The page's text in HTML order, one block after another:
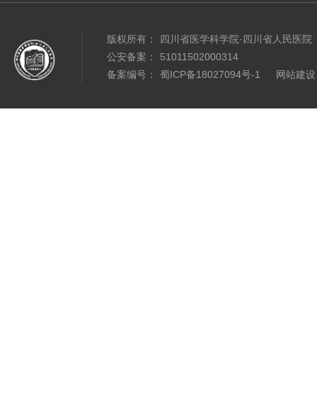
版权所有：
四川省医学科学院·四川省人民医
公安备案：
51011502000314
备案编号：
蜀ICP备18027094号-1 网站建